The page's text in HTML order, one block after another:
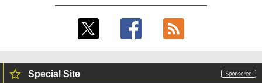
Special Site